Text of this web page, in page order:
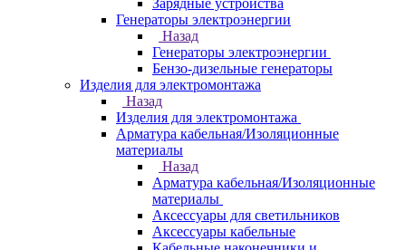
Зарядные устройства
Генераторы электроэнергии
Назад
Генераторы электроэнергии
Бензо-дизельные генераторы
Изделия для электромонтажа
Назад
Изделия для электромонтажа
Арматура кабельная/Изоляционные
материалы
Назад
Арматура кабельная/Изоляционные
материалы
Аксессуары для светильников
Аксессуары кабельные